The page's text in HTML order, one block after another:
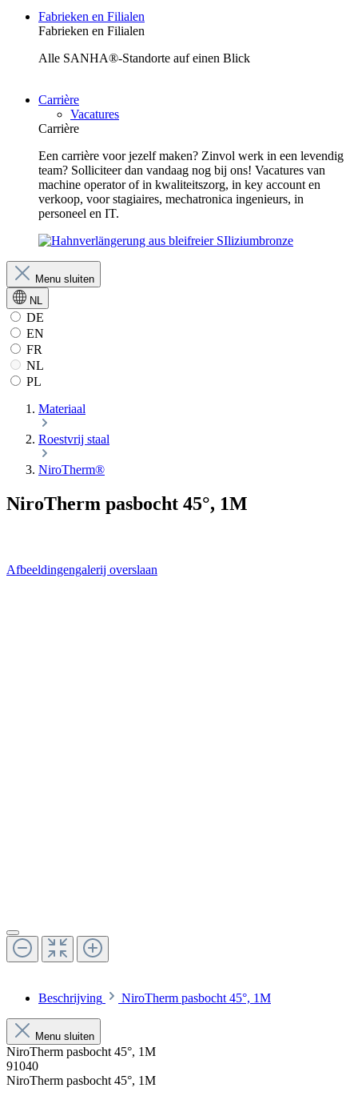
Fabrieken en Filialen
Fabrieken en Filialen
Alle SANHA®-Standorte auf einen Blick
Carrière
Vacatures
Carrière
Een carrière voor jezelf maken? Zinvol werk in een levendig
team? Solliciteer dan vandaag nog bij ons! Vacatures van
machine operator of in kwaliteitszorg, in key account en
verkoop, voor stagiaires, mechatronica ingenieurs, in
personeel en IT.
Menu sluiten
NL
DE
EN
FR
NL
PL
Materiaal
Roestvrij staal
NiroTherm®
NiroTherm pasbocht 45°, 1M
Afbeeldingengalerij overslaan
Beschrijving NiroTherm pasbocht 45°, 1M
Menu sluiten
NiroTherm pasbocht 45°, 1M
91040
NiroTherm pasbocht 45°, 1M